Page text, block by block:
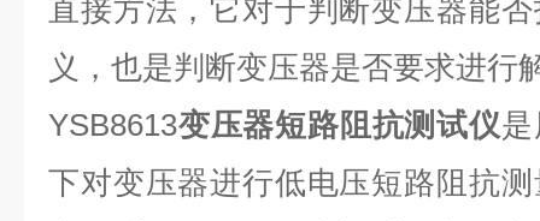
直接方法，它对于判断变压器能
义，也是判断变压器是否要求进行
YSB8613变压器短路阻抗测试仪
下对变压器进行低电压短路阻抗